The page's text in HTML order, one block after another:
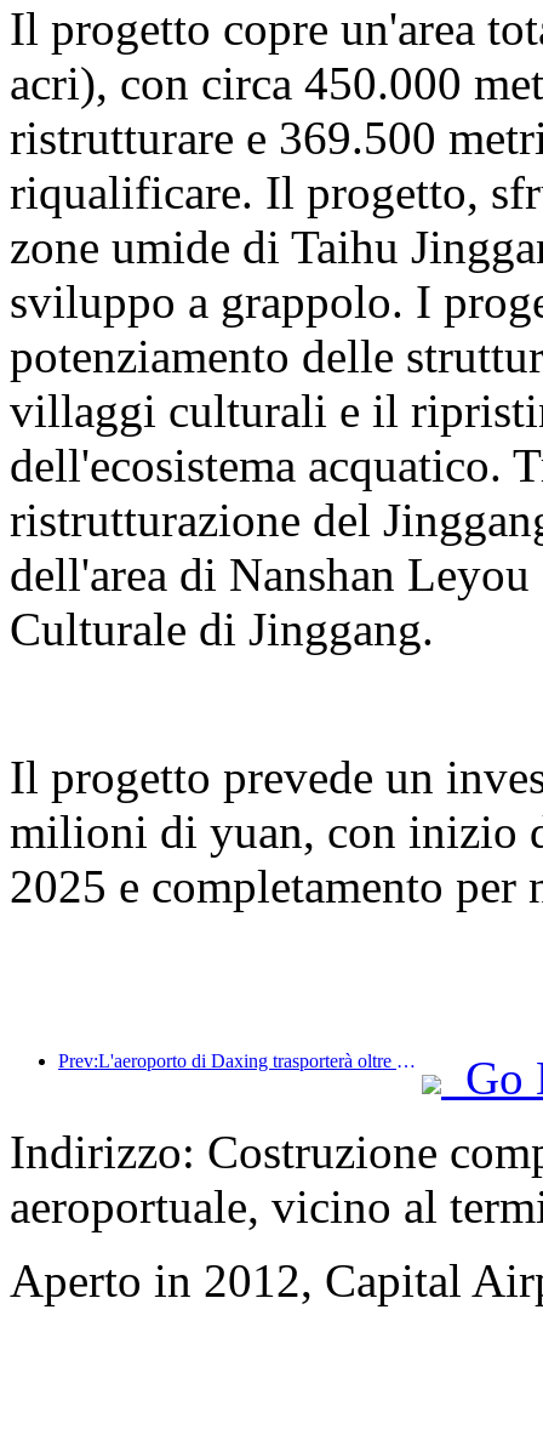
Il progetto copre un'area
acri), con circa 450.000
ristrutturare e 369.500
riqualificare. Il progetto,
zone umide di Taihu
sviluppo a grappolo. I
potenziamento delle
villaggi culturali e il
dell'ecosistema acquatico.
ristrutturazione del
dell'area di Nanshan
Culturale di Jinggang.
Il progetto prevede un
milioni di yuan, con inizio
2025 e completamento per
Prev:L'aeroporto di Daxing trasporterà oltre 1,3 milioni di passeggeri durante la festa nazionale del 2025
Go
Indirizzo: Costruzione
aeroportuale, vicino al
Aperto in 2012, Capital